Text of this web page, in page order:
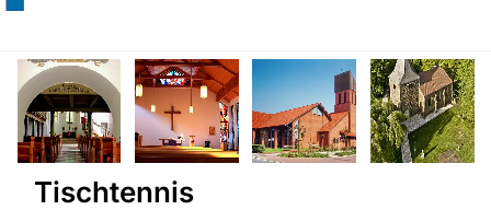
Tischtennis